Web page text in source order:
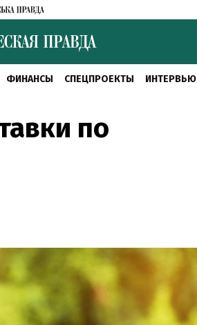
ФИНАНСЫ СПЕЦПРОЕКТЫ ИНТЕРВЬЮ
по